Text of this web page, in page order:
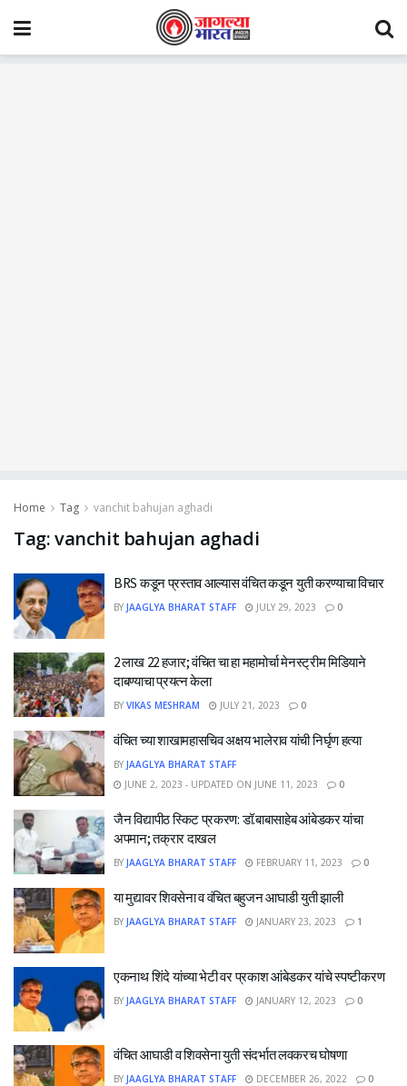
Home Tag vanchit bahujan aghadi
Tag:vanchit bahujan aghadi
BRS कडून प्रस्ताव आल्यास वंचित कडून युती करण्याचा विचार
BY JAAGLYA BHARAT STAFF JULY 29, 2023 0
2 लाख 22 हजार; वंचित चा हा महामोर्चा मेनस्ट्रीम मिडियाने
दाबण्याचा प्रयत्न केला
BY VIKAS MESHRAM JULY 21, 2023 0
वंचित च्या शाखामहासचिव अक्षय भालेराव यांची निर्घृण हत्या
BY JAAGLYA BHARAT STAFF
JUNE 2, 2023 - UPDATED ON JUNE 11, 2023
0
जैन विद्यापीठ स्किट प्रकरण: डॉ.बाबासाहेब आंबेडकर यांचा
अपमान; तक्रार दाखल
BY JAAGLYA BHARAT STAFF FEBRUARY 11, 2023 0
या मुद्यावर शिवसेना व वंचित बहुजन आघाडी युती झाली
BY JAAGLYA BHARAT STAFF JANUARY 23, 2023 1
एकनाथ शिंदे यांच्या भेटी वर प्रकाश आंबेडकर यांचे स्पष्टीकरण
BY JAAGLYA BHARAT STAFF JANUARY 12, 2023 0
वंचित आघाडी व शिवसेना युती संदर्भात लवकरच घोषणा
BY JAAGLYA BHARAT STAFF DECEMBER 26, 2022 0